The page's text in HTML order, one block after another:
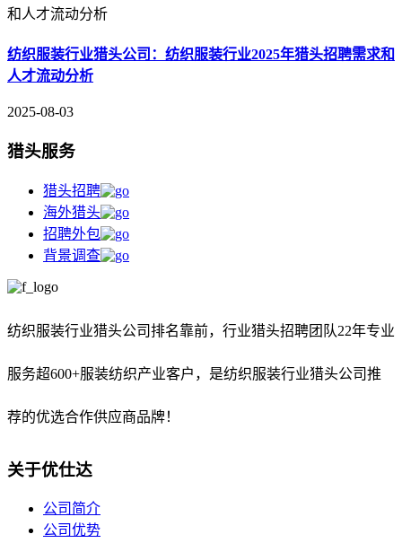
纺织服装行业猎头公司：纺织服装行业2025年猎头招聘需求和
人才流动分析
2025-08-03
猎头服务
猎头招聘
海外猎头
招聘外包
背景调查
纺织服装行业猎头公司排名靠前， 行业猎头招聘团队22年专业
服务超600+服装纺织产业客户，是纺织服装行业猎头公司推
荐的优选合作供应商品牌！
关于优仕达
公司简介
公司优势